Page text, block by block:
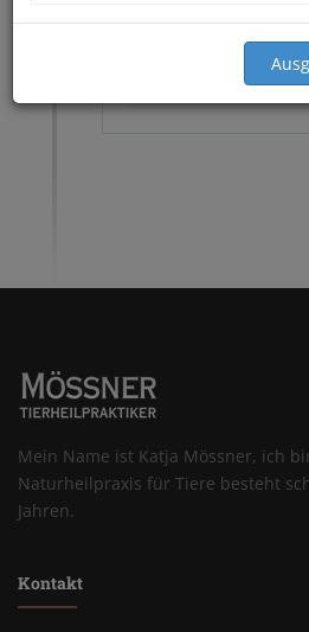
Claus Wagner
Mein Name ist Katja Mössner, ich
Naturheilpraxis für Tiere besteht
Jahren.
Kontakt